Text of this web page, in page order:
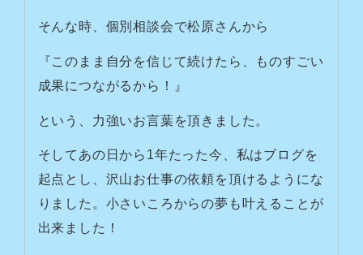
そんな時、個別相談会で松原さんから
『このまま自分を信じて続けたら、ものすごい
成果につながるから！』
という、力強いお言葉を頂きました。
そしてあの日から1年たった今、私はブログを
起点とし、沢山お仕事の依頼を頂けるようにな
りました。小さいころからの夢も叶えることが
出来ました！